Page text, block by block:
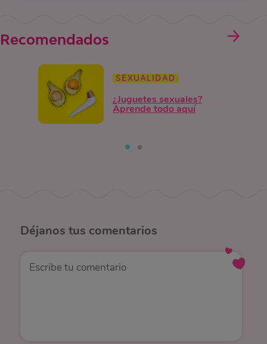
Recomendados
SEXUALIDAD
¿Juguetes sexuales?
Aprende todo aquí
Déjanos tus comentarios